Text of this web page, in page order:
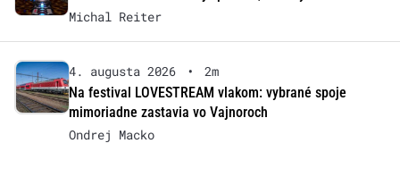
Michal Reiter
4. augusta 2026 •
2m
Na festival LOVESTREAM vlakom: vybrané spoje
mimoriadne zastavia vo Vajnoroch
Ondrej Macko